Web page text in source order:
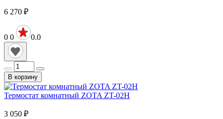
6 270 ₽
0 0 0.0
В корзину
Термостат комнатный ZOTA ZT-02H
3 050 ₽